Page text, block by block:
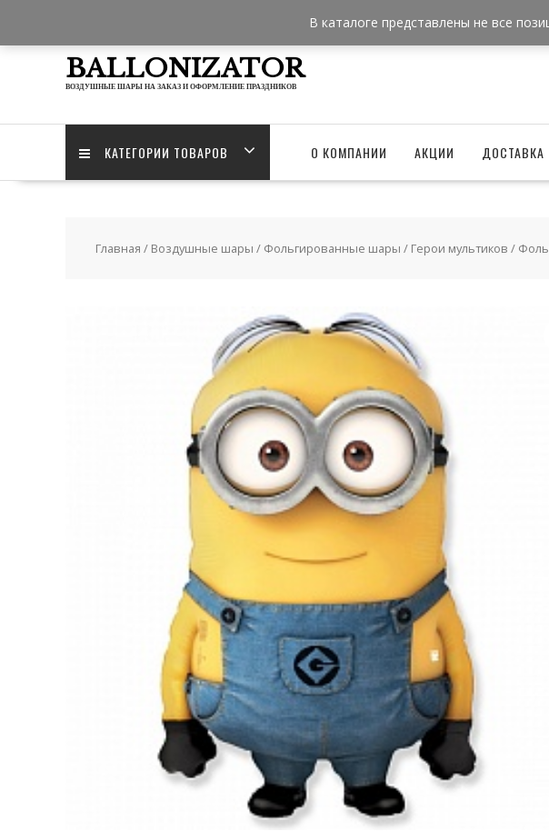
content
BALLONIZATOR
ВОЗДУШНЫЕ ШАРЫ НА ЗАКАЗ И ОФОРМЛЕНИЕ ПРАЗДНИКОВ
КАТЕГОРИИ ТОВАРОВ О КОМПАНИИ АКЦИИ ДОСТАВКА
Главная / Воздушные шары / Фольгированные шары / Герои мультиков /
В каталоге представлены не все